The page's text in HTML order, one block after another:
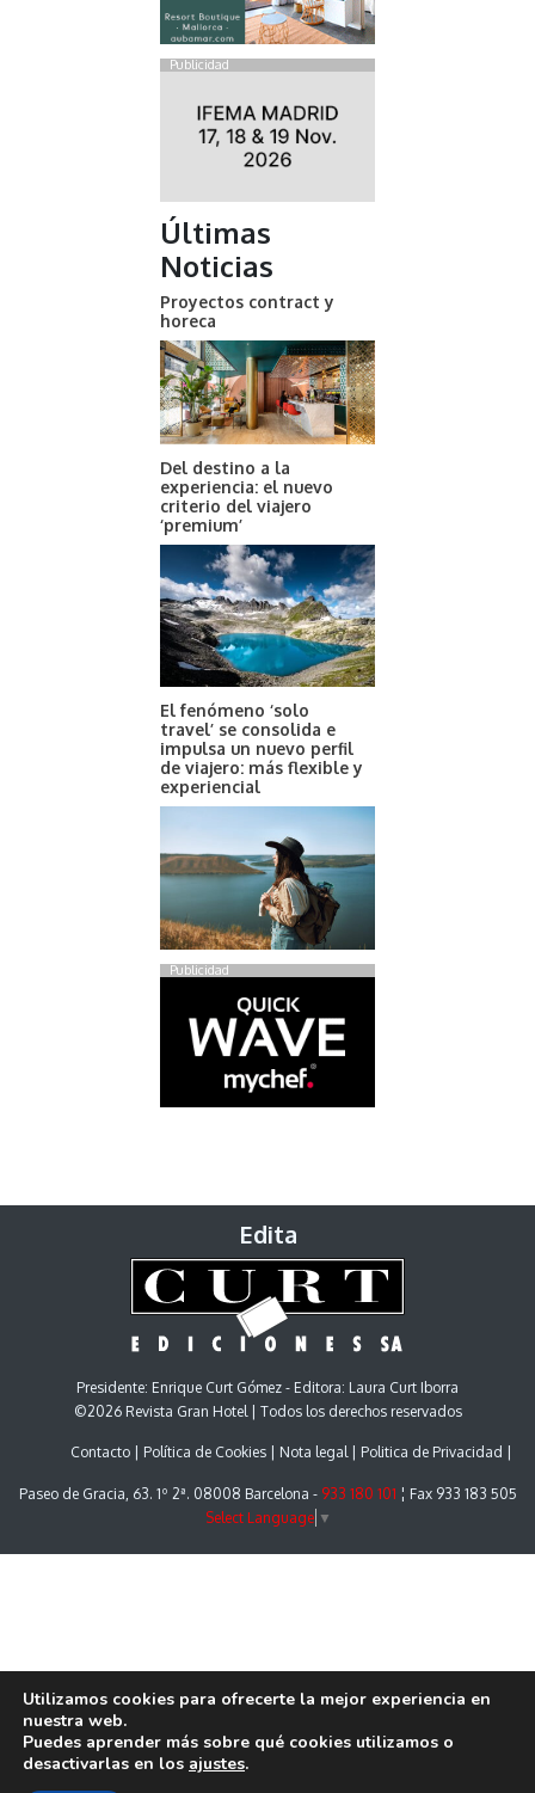
Publicidad
Últimas
Noticias
Proyectos contract y
horeca
Del destino a la
experiencia: el nuevo
criterio del viajero
‘premium’
El fenómeno ‘solo
travel’ se consolida e
impulsa un nuevo perfil
de viajero: más flexible y
experiencial
Publicidad
Edita
Presidente: Enrique Curt Gómez - Editora: Laura Curt Iborra
©2026 Revista Gran Hotel | Todos los derechos reservados
Contacto Política de Cookies Nota legal Politica de Privacidad
Paseo de Gracia, 63. 1º 2ª. 08008 Barcelona - 933 180 101 ¦ Fax 933 183 505
Select Language ▼
Utilizamos cookies para ofrecerte la mejor experiencia en
nuestra web.
Puedes aprender más sobre qué cookies utilizamos o
desactivarlas en los ajustes.